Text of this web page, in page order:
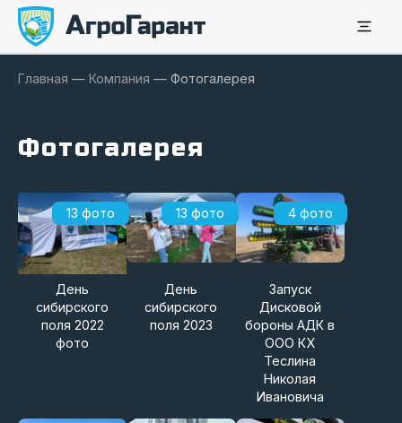
Главная — Компания — Фотогалерея
Фотогалерея
13 фото
День
сибирского
поля 2022
фото
13 фото
День
сибирского
поля 2023
4 фото
Запуск
Дисковой
бороны АДК в
ООО КХ
Теслина
Николая
Ивановича